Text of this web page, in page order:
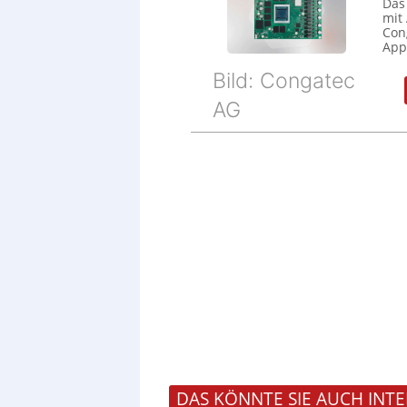
Bild: Congatec
AG
mit
DAS KÖNNTE SIE AUCH